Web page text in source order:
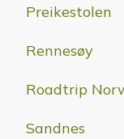
Preikestolen
Rennesøy
Roadtrip
Sandnes